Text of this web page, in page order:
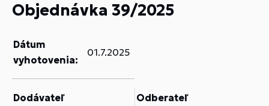
Objednávka 39/2025
Dátum
vyhotovenia:
01.7.2025
Dodávateľ
Odberateľ